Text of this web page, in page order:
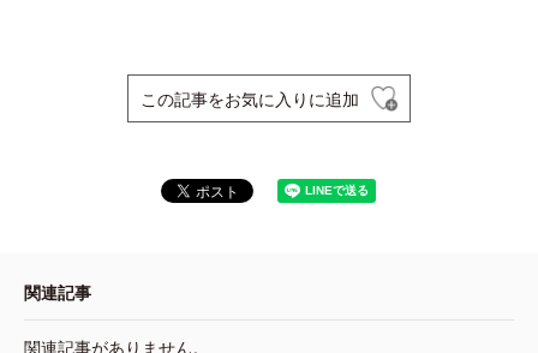
この記事をお気に入りに追加
関連記事
関連記事がありません。